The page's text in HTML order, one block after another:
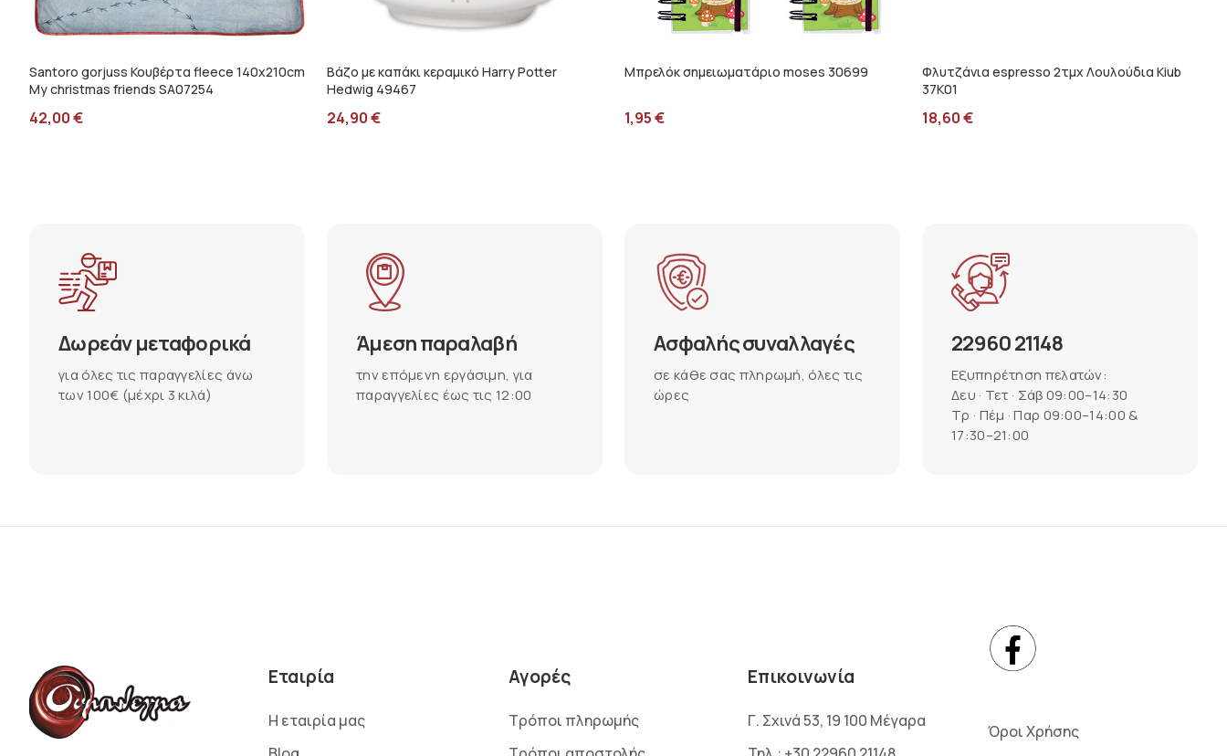
Santoro gorjuss Κουβέρτα fleece 140x210cm
My christmas friends SA07254
42,00€
Βάζο με καπάκι κεραμικό Harry Potter
Hedwig 49467
24,90€
Μπρελόκ σημειωματάριο moses 30699
1,95€
Φλυτζάνια espresso 2τμχ Λουλούδια Kiub
37K01
18,60€
Δωρεάν μεταφορικά
για όλες τις παραγγελίες άνω
των 100€ (μέχρι 3 κιλά)
Άμεση παραλαβή
την επόμενη εργάσιμη, για
παραγγελίες έως τις 12:00
Ασφαλής συναλλαγές
σε κάθε σας πληρωμή, όλες τις
ώρες
22960 21148
Εξυπηρέτηση πελατών:
Δευ · Τετ · Σάβ 09:00–14:30
Τρ · Πέμ · Παρ 09:00–14:00 &
17:30–21:00
Εταιρία
Η εταιρία μας
Αγορές
Τρόποι πληρωμής
Επικοινωνία
Γ. Σχινά 53, 19 100 Μέγαρα
Όροι Χρήσης